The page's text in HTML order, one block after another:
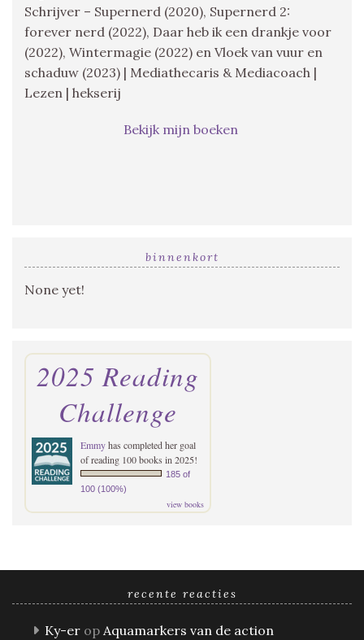
Schrijver – Supernerd (2020), Supernerd 2:
forever nerd (2022), Daar heb ik een drankje voor
(2022), Wintermagie (2022) en Vloek van vuur en
schaduw (2023) | Mediathecaris & Mediacoach |
Lezen | hekserij
Bekijk mijn boeken
binnenkort
None yet!
2025 Reading
Challenge
Emmyhas completed her goal
of reading 100 books in 2025!
185 of
100 (100%)
view books
recente reacties
Ky-er op Aquamarkers van de action